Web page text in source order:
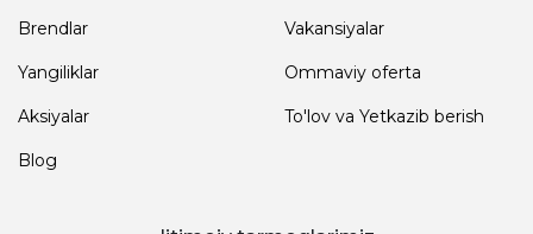
Brendlar
Yangiliklar
Aksiyalar
Blog
Vakansiyalar
Ommaviy oferta
To'lov va Yetkazib berish